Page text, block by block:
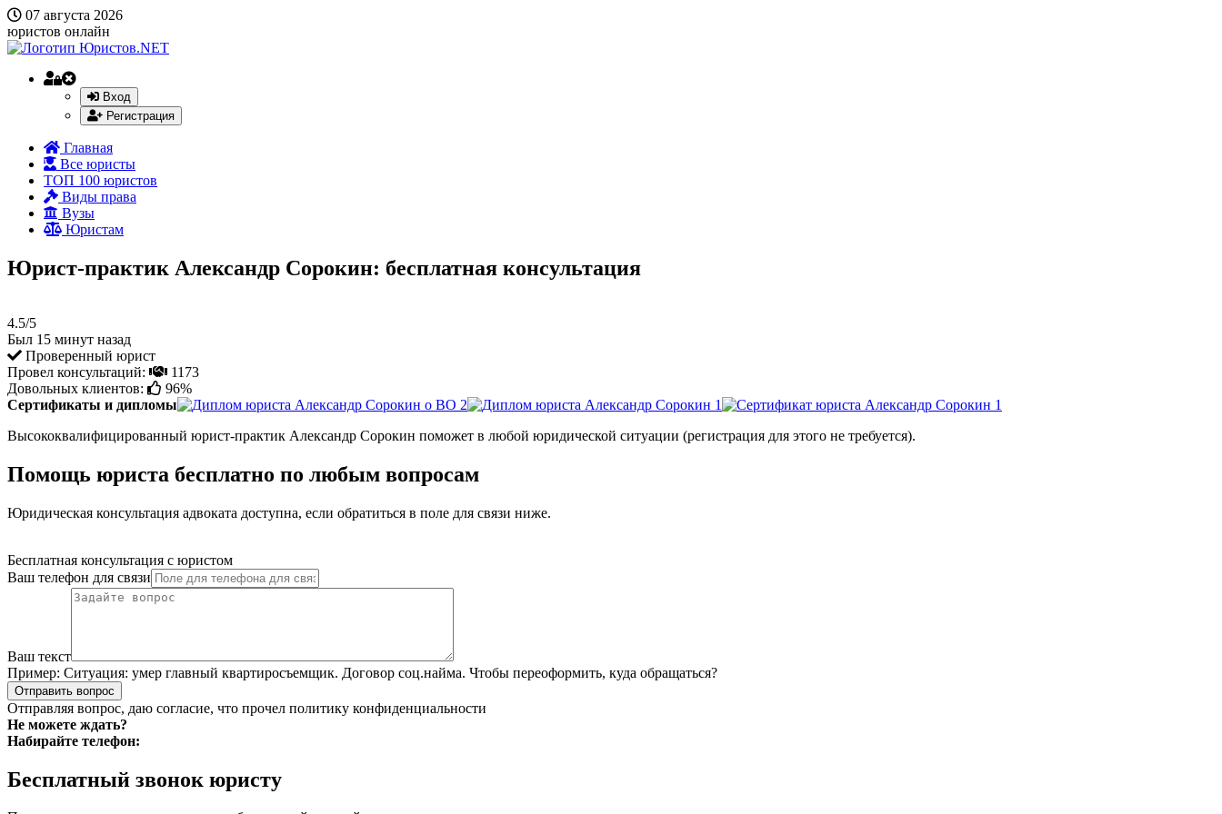
07 августа 2026
юристов онлайн
Вход
Регистрация
Главная
Все юристы
ТОП 100 юристов
Виды права
Вузы
Юристам
Юрист-практик Александр Сорокин: бесплатная консультация
4.5/5
Был 15 минут назад
Проверенный юрист
Провел консультаций:
1173
Довольных клиентов:
96%
Сертификаты и дипломы
Высококвалифицированный юрист-практик Александр Сорокин поможет в любой юридической ситуации (регистрация для этого не требуется).
Помощь юриста бесплатно по любым вопросам
Юридическая консультация адвоката доступна, если обратиться в поле для связи ниже.
Бесплатная консультация с юристом
Ваш телефон для связи
Ваш текст
Пример: Ситуация: умер главный квартиросъемщик. Договор соц.найма. Чтобы переоформить, куда обращаться?
Отправить вопрос
Отправляя вопрос, даю согласие, что прочел политику конфиденциальности
Не можете ждать?
Набирайте телефон:
Бесплатный звонок юристу